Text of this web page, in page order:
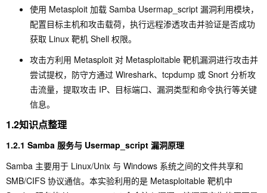
使用 Metasploit 加载 Samba Usermap_script 漏洞利用模块，
配置目标主机和攻击载荷，执行远程渗透攻击并验证是否成功
获取 Linux 靶机 Shell 权限。
攻击方利用 Metasploit 对 Metasploitable 靶机漏洞进行攻击并
尝试提权，防守方通过 Wireshark、tcpdump 或 Snort 分析攻
击流量，提取攻击 IP、目标端口、漏洞类型和命令执行等关键
信息。
1.2知识点整理
1.2.1 Samba 服务与 Usermap_script 漏洞原理
Samba 主要用于 Linux/Unix 与 Windows 系统之间的文件共享和
SMB/CIFS 协议通信。本实验利用的是 Metasploitable 靶机中